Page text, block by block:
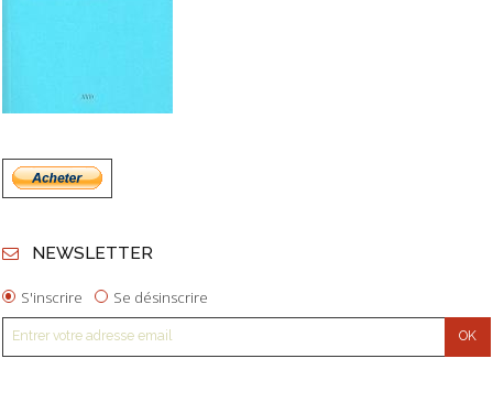
NEWSLETTER
S'inscrire Se désinscrire